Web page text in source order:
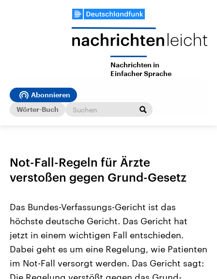
Nachrichten in
Einfacher Sprache
Abonnieren
Wörter-Buch
Not-Fall-Regeln für Ärzte
verstoßen gegen Grund-Gesetz
Das Bundes-Verfassungs-Gericht ist das
höchste deutsche Gericht. Das Gericht hat
jetzt in einem wichtigen Fall entschieden.
Dabei geht es um eine Regelung, wie Patienten
im Not-Fall versorgt werden. Das Gericht sagt: